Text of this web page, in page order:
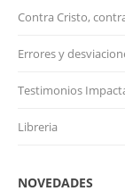
Contra Cristo,
Errores y
Testimonios
Libreria
NOVEDADES